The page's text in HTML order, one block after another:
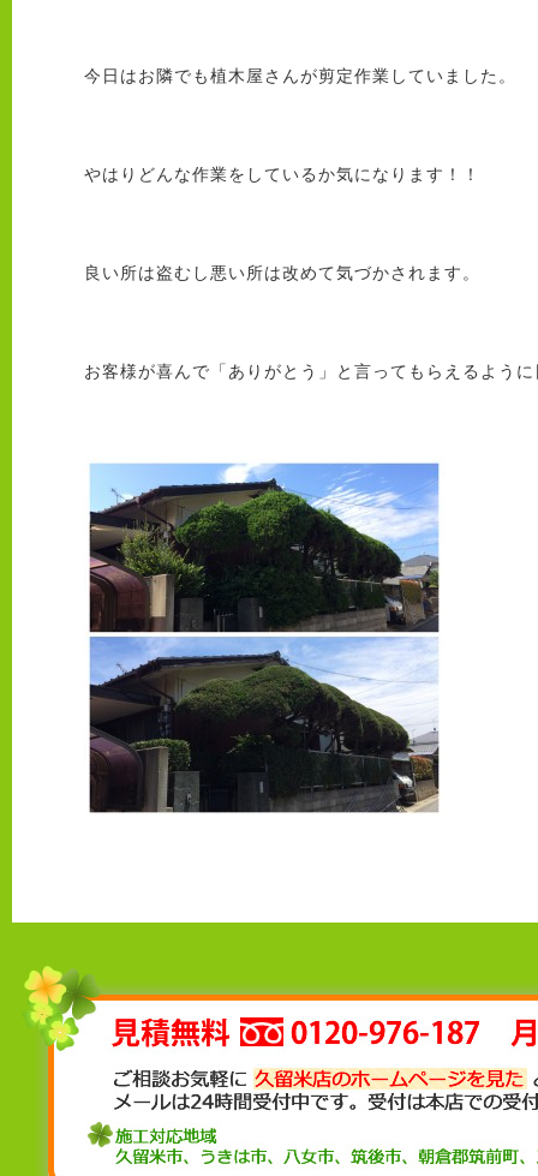
今日はお隣でも植木屋さんが剪定作業していました。
やはりどんな作業をしているか気になります！！
良い所は盗むし悪い所は改めて気づかされます。
お客様が喜んで「ありがとう」と言ってもらえるよう